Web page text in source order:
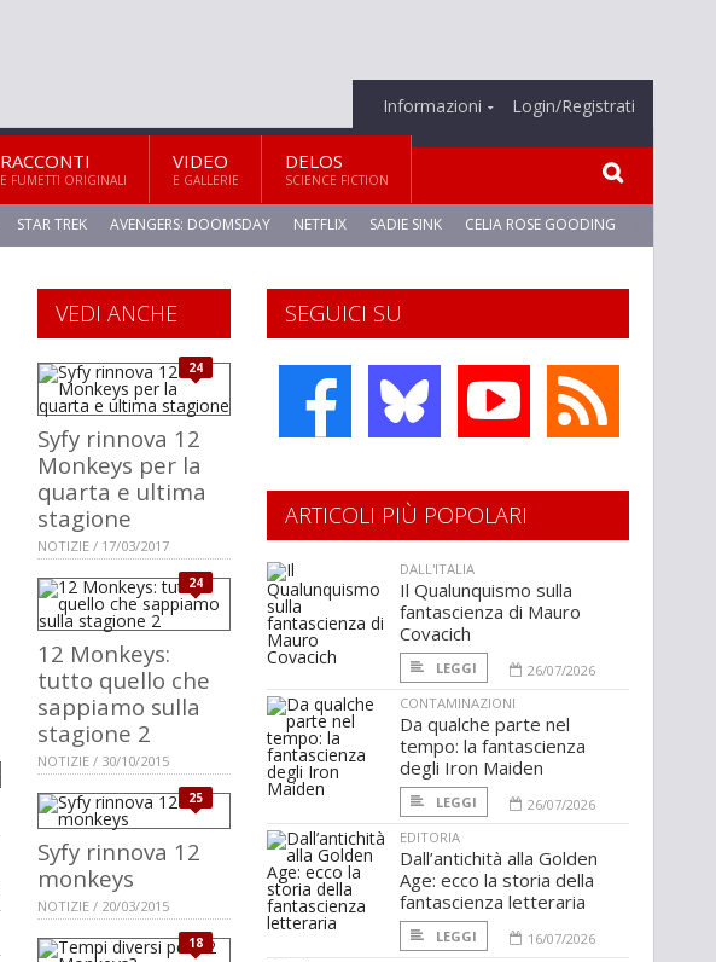
Informazioni Login/Registrati
RACCONTI
E FUMETTI ORIGINALI
VIDEO
E GALLERIE
DELOS
SCIENCE FICTION
STAR TREK AVENGERS: DOOMSDAY NETFLIX SADIE SINK CELIA ROSE GOODING
SEGUICI SU
VEDI ANCHE
24
Syfy rinnova 12
Monkeys per la
quarta e ultima
stagione
NOTIZIE / 17/03/2017
24
12 Monkeys:
tutto quello che
sappiamo sulla
stagione 2
NOTIZIE / 30/10/2015
25
Syfy rinnova 12
monkeys
NOTIZIE / 20/03/2015
18
ARTICOLI PIÙ POPOLARI
DALL'ITALIA
Il Qualunquismo sulla
fantascienza di Mauro
Covacich
LEGGI
26/07/2026
CONTAMINAZIONI
Da qualche parte nel
tempo: la fantascienza
degli Iron Maiden
LEGGI
26/07/2026
EDITORIA
Dall’antichità alla Golden
Age: ecco la storia della
fantascienza letteraria
LEGGI 16/07/2026